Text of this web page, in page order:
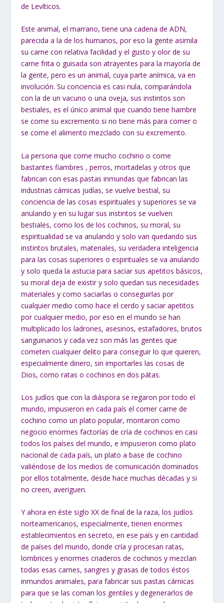
de Levíticos.
Este animal, el marrano, tiene una cadena de ADN,
parecida a la de los humanos, por eso la gente asimila
su carne con relativa facilidad y el gusto y olor de su
carne frita o guisada son atrayentes para la mayoría de
la gente, pero es un animal, cuya parte anímica, va en
involución. Su conciencia es casi nula, comparándola
con la de un vacuno o una oveja, sus instintos son
bestiales, es el único animal que cuando tiene hambre
se come su excremento si no tiene más para comer o
se come el alimento mezclado con su excremento.
La persona que come mucho cochino o come
bastantes fiambres , perros, mortadelas y otros que
fabrican con esas pastas inmundas que fabrican las
industrias cárnicas judías, se vuelve bestial, su
conciencia de las cosas espirituales y superiores se va
anulando y en su lugar sus instintos se vuelven
bestiales, como los de los cochinos, su moral, su
espiritualidad se va anulando y solo van quedando sus
instintos brutales, materiales, su verdadera inteligencia
para las cosas superiores o espirituales se va anulando
y solo queda la astucia para saciar sus apetitos básicos,
su moral deja de existir y solo quedan sus necesidades
materiales y como saciarlas o conseguirlas por
cualquier medio como hace el cerdo y saciar apetitos
por cualquier medio, por eso en el mundo se han
multiplicado los ladrones, asesinos, estafadores, brutos
sanguinarios y cada vez son más las gentes que
cometen cualquier delito para conseguir lo que quieren,
especialmente dinero, sin importarles las cosas de
Dios, como ratas o cochinos en dos pátas.
Los judíos que con la diáspora se regaron por todo el
mundo, impusieron en cada país el comer carne de
cochino como un plato popular, montaron como
negocio enormes factorías de cría de cochinos en casi
todos los países del mundo, e impusieron como plato
nacional de cada país, un plato a base de cochino
valiéndose de los medios de comunicación dominados
por ellos totalmente, desde hace muchas décadas y si
no creen, averiguen.
Y ahora en éste siglo XX de final de la raza, los judíos
norteamericanos, especialmente, tienen enormes
establecimientos en secreto, en ese país y en cantidad
de países del mundo, donde cría y procesan ratas,
lombrices y enormes criaderos de cochinos y mezclan
todas esas carnes, sangres y grasas de todos éstos
inmundos animales, para fabricar sus pastas cárnicas
para que se las coman los gentiles y degenerarlos de